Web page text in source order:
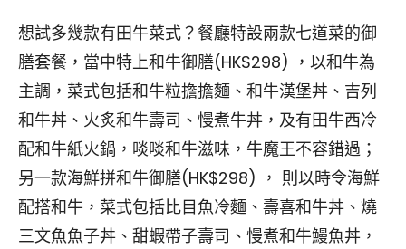
想試多幾款有田牛菜式？餐廳特設兩款七道菜的御
膳套餐，當中特上和牛御膳(HK$298) ，以和牛為
主調，菜式包括和牛粒擔擔麵、和牛漢堡丼、吉列
和牛丼、火炙和牛壽司、慢煮牛丼，及有田牛西冷
配和牛紙火鍋，啖啖和牛滋味，牛魔王不容錯過；
另一款海鮮拼和牛御膳(HK$298) ， 則以時令海鮮
配搭和牛，菜式包括比目魚冷麵、壽喜和牛丼、燒
三文魚魚子丼、甜蝦帶子壽司、慢煮和牛鰻魚丼，